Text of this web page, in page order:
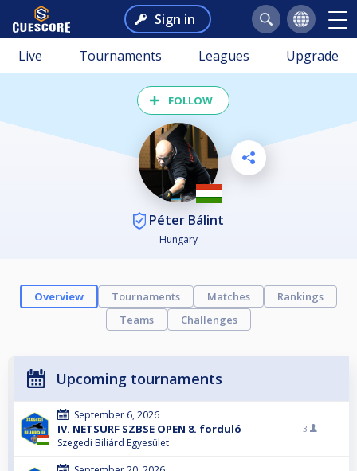
Sign in
Live Tournaments Leagues Upgrade
FOLLOW
Péter Bálint
Hungary
Overview Tournaments Matches
Rankings
Teams
Challenges
Upcoming tournaments
September 6, 2026
IV. NETSURF SZBSE OPEN 8. forduló
Szegedi Biliárd Egyesület
3